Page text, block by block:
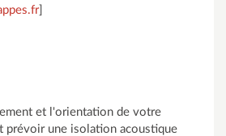
]
et l'orientation de votre
prévoir une isolation acoustique